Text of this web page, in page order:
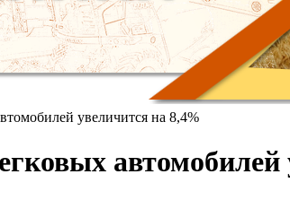
увеличится на 8,4%